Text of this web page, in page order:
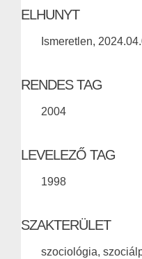
ELHUNYT
Ismeretlen,
RENDES TAG
2004
LEVELEZŐ TAG
1998
SZAKTERÜLET
szociológia,